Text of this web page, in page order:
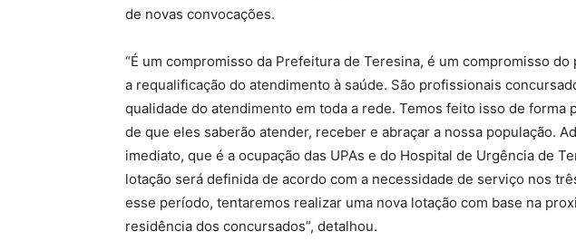
de novas convocações.
“É um compromisso da Prefeitura de Teresina, é um compromisso
a requalificação do atendimento à saúde. São profissionais
qualidade do atendimento em toda a rede. Temos feito isso de forma
de que eles saberão atender, receber e abraçar a nossa população.
imediato, que é a ocupação das UPAs e do Hospital de Urgência de
lotação será definida de acordo com a necessidade de serviço nos
esse período, tentaremos realizar uma nova lotação com base na
residência dos concursados”, detalhou.